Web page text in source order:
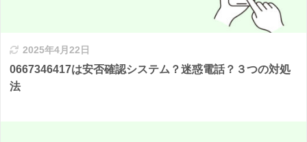
2025年4月22日
0667346417は安否確認システム？迷惑電話？３つの対処
法